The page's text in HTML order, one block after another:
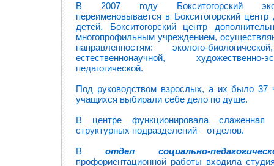
В 2007 году Бокситогорский
переименовывается в Бокситогорский центр
детей. Бокситогорский центр
многопрофильным учреждением,
направленностям: эколого-
естественнонаучной, художественно-
педагогической.
Под руководством взрослых, а их было 37
учащихся выбирали себе дело по душе.
В центре функционировала
структурных подразделений – отделов.
Вотдел социально-
профориентационной работы входила